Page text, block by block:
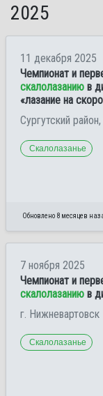
2025
11 декабря 2025
Чемпионат и
скалолазанию в
«лазание на
Сургутский
Скалолазанье
Обновлено 8 месяцев
7 ноября 2025
Чемпионат и
скалолазанию в
г. Нижневартовск
Скалолазанье